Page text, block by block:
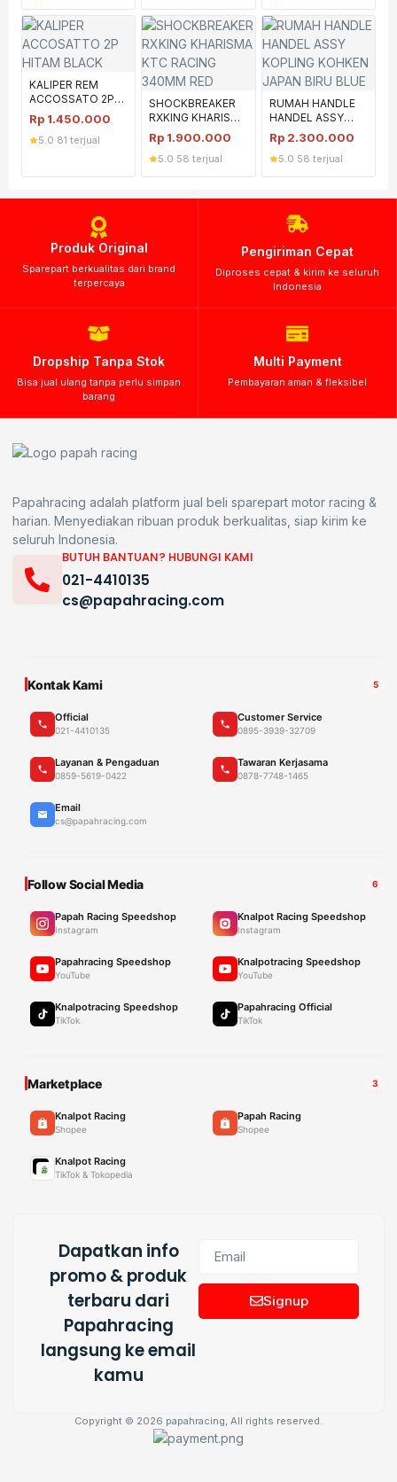
KALIPER REM
ACCOSSATO 2P
HITAM BLACK
ACCOSATO
Rp 1.450.000
5.0 81 terjual
SHOCKBREAKER
RXKING KHARISMA
KTC RACING
340MM RED
Rp 1.900.000
5.0 58 terjual
RUMAH HANDLE
HANDEL ASSY
KOPLING KOHKEN
JAPAN BIRU BLUE
Rp 2.300.000
5.0 58 terjual
Produk Original
Sparepart berkualitas dari brand
terpercaya
Pengiriman Cepat
Diproses cepat & kirim ke seluruh
Indonesia
Dropship Tanpa Stok
Bisa jual ulang tanpa perlu simpan
barang
Multi Payment
Pembayaran aman & fleksibel
Papahracing adalah platform jual beli sparepart motor racing &
harian. Menyediakan ribuan produk berkualitas, siap kirim ke
seluruh Indonesia.
BUTUH BANTUAN? HUBUNGI KAMI
021-4410135
cs@papahracing.com
Kontak Kami 5
Official
021-4410135
Customer Service
0895-3939-32709
Layanan & Pengaduan
0859-5619-0422
Tawaran Kerjasama
0878-7748-1465
Email
cs@papahracing.com
Follow Social Media 6
Papah Racing Speedshop
Instagram
Knalpot Racing Speedshop
Instagram
Papahracing Speedshop
YouTube
Knalpotracing Speedshop
YouTube
Knalpotracing Speedshop
TikTok
Papahracing Official
TikTok
Marketplace 3
Knalpot Racing
Shopee
Papah Racing
Shopee
Knalpot Racing
TikTok & Tokopedia
Dapatkan info
promo & produk
terbaru dari
Papahracing
langsung ke email
kamu
Signup
Copyright © 2026 papahracing, All rights reserved.